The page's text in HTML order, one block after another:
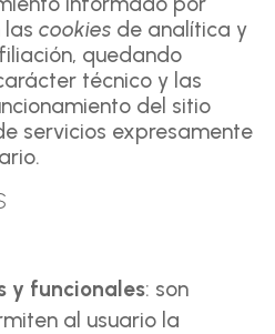
cookies de analítica y
quedando
técnico y las
del sitio
servicios expresamente
y funcionales: son
al usuario la